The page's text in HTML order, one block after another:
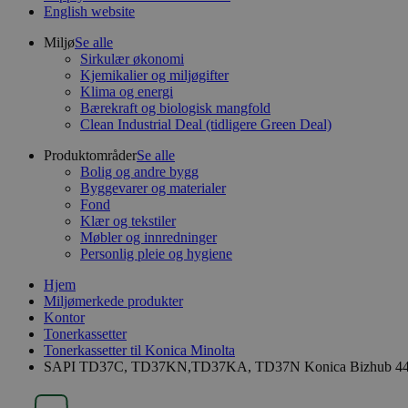
English website
MiljøSe alle
Sirkulær økonomi
Kjemikalier og miljøgifter
Klima og energi
Bærekraft og biologisk mangfold
Clean Industrial Deal (tidligere Green Deal)
ProduktområderSe alle
Bolig og andre bygg
Byggevarer og materialer
Fond
Klær og tekstiler
Møbler og innredninger
Personlig pleie og hygiene
Hjem
Miljømerkede produkter
Kontor
Tonerkassetter
Tonerkassetter til Konica Minolta
SAPI TD37C, TD37KN,TD37KA, TD37N Konica Bizhub